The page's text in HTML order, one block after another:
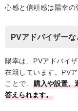
心感と信頼感は陽幸の
PVアドバイザー
陽幸は、PVアドバイ
在籍しています。PV
ことで、
購入や設置、
答えられます。